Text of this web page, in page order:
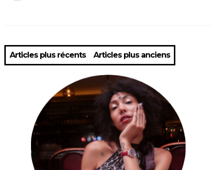
Articles plus récents Articles plus anciens